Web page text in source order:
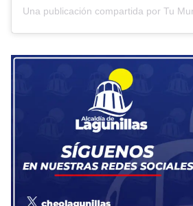
Una publicación compartida por Tu Mundo